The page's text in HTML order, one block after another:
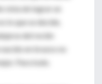
vista de lograr un
lo que se decide,
del recién
en brazos no
Para todo.